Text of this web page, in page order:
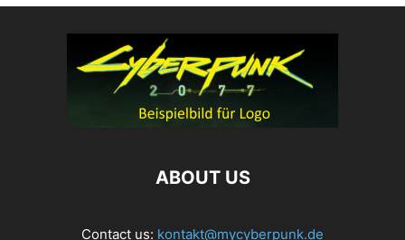
ABOUT US
Contact us: kontakt@mycyberpunk.de